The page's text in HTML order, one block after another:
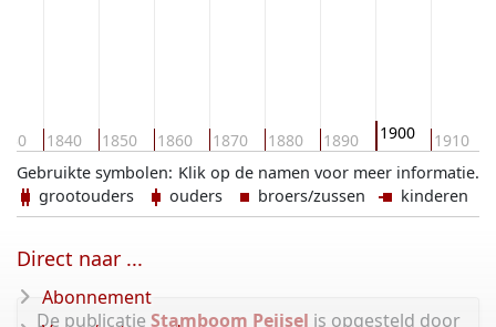
1840 1850 1860 1870 1880 1890 1900 1910
Klik op de namen voor meer informatie.
Gebruikte symbolen:
grootouders
ouders broers/zussen kinderen
De publicatie Stamboom Peijsel is opgesteld door
Direct naar ...
Abonnement